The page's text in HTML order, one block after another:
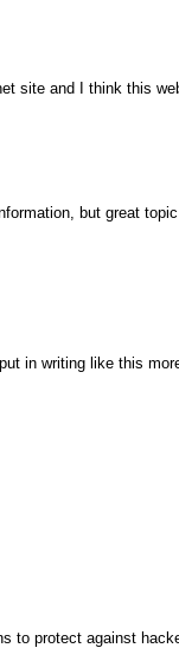
site and I think this
but great
in writing like this
to protect against